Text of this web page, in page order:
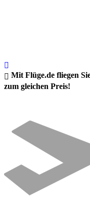
Mit Flüge.de fliegen
zum gleichen Preis!